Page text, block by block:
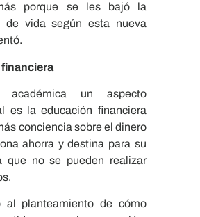
porque se les bajó la
de vida según esta nueva
académica un aspecto
es la educación financiera
conciencia sobre el dinero
ahorra y destina para su
que no se pueden realizar
al planteamiento de cómo